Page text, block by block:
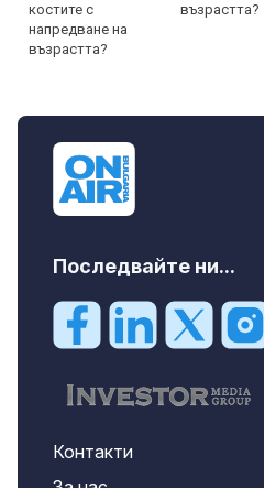
възрастта?
Последвайте ни...
Контакти